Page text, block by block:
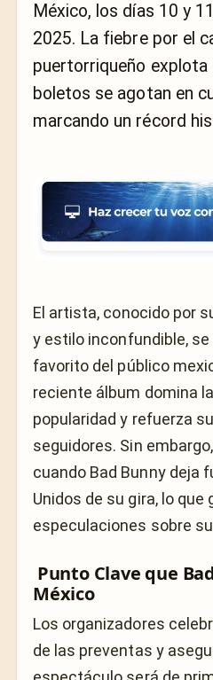
México, los días 10 y
2025. La fiebre por el
puertorriqueño explota
boletos se agotan en
marcando un récord
El artista, conocido por
y estilo inconfundible, se
favorito del público
reciente álbum domina
popularidad y refuerza
seguidores. Sin
cuando Bad Bunny deja
Unidos de su gira, lo que
especulaciones sobre
Punto Clave que
México
Los organizadores
de las preventas y